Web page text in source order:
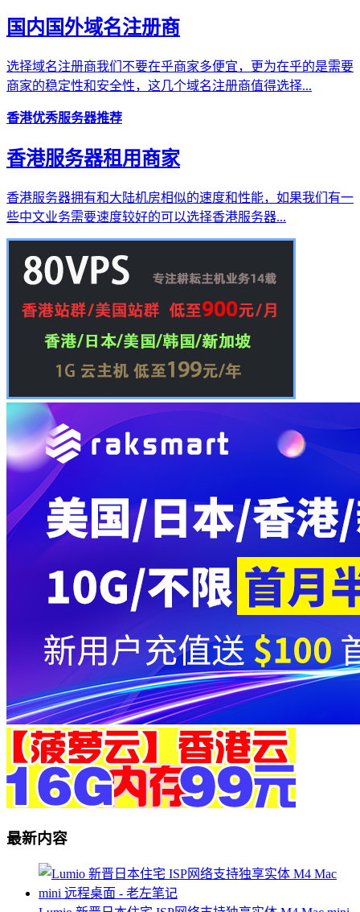
国内国外域名注册商
选择域名注册商我们不要在乎商家多便宜，更为在乎的是需要
商家的稳定性和安全性，这几个域名注册商值得选择...
香港优秀服务器推荐
香港服务器租用商家
香港服务器拥有和大陆机房相似的速度和性能，如果我们有一
些中文业务需要速度较好的可以选择香港服务器...
最新内容